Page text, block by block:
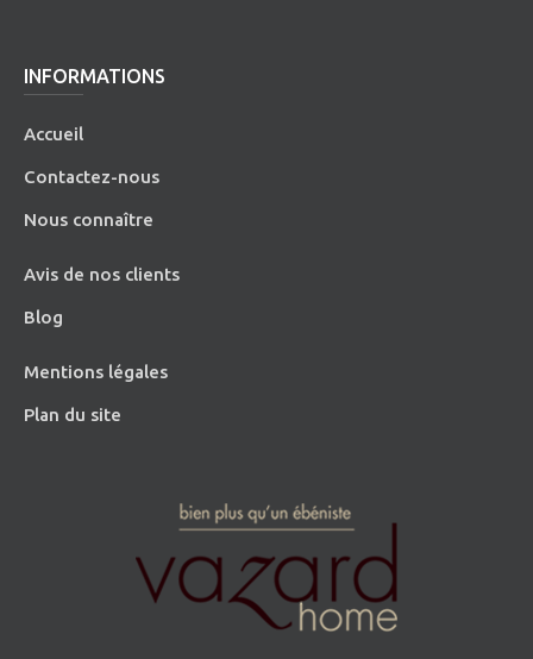
INFORMATIONS
Accueil
Contactez-nous
Nous connaître
Avis de nos clients
Blog
Mentions légales
Plan du site